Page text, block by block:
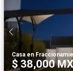
Casa en
$ 38,000